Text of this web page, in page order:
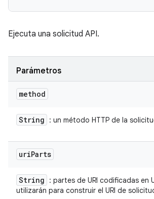
Ejecuta una solicitud API.
Parámetros
method
String : un método HTTP de la
uriParts
String
: partes de URI codificadas en
utilizarán para construir el URI de